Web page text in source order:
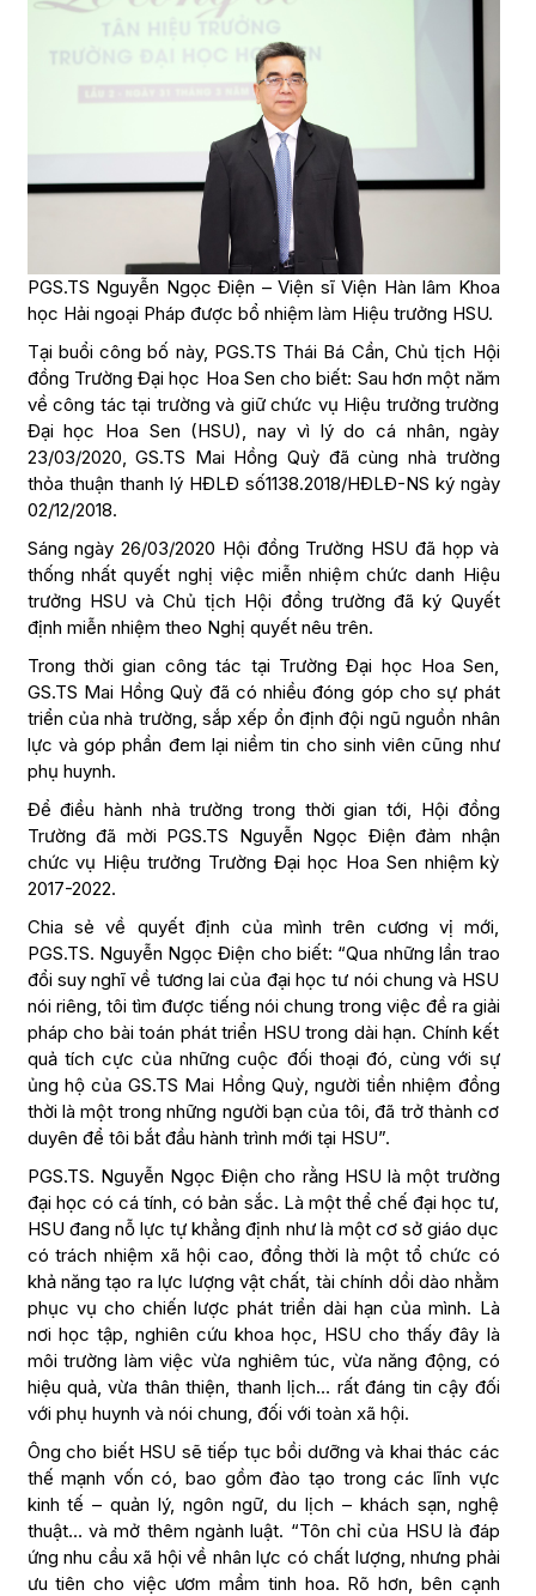
PGS.TS Nguyễn Ngọc Điện – Viện sĩ Viện Hàn lâm Khoa
học Hải ngoại Pháp được bổ nhiệm làm Hiệu trưởng HSU.
Tại buổi công bố này, PGS.TS Thái Bá Cần, Chủ tịch Hội
đồng Trường Đại học Hoa Sen cho biết: Sau hơn một năm
về công tác tại trường và giữ chức vụ Hiệu trưởng trường
Đại học Hoa Sen (HSU), nay vì lý do cá nhân, ngày
23/03/2020, GS.TS Mai Hồng Quỳ đã cùng nhà trường
thỏa thuận thanh lý HĐLĐ số1138.2018/HĐLĐ-NS ký ngày
02/12/2018.
Sáng ngày 26/03/2020 Hội đồng Trường HSU đã họp và
thống nhất quyết nghị việc miễn nhiệm chức danh Hiệu
trưởng HSU và Chủ tịch Hội đồng trường đã ký Quyết
định miễn nhiệm theo Nghị quyết nêu trên.
Trong thời gian công tác tại Trường Đại học Hoa Sen,
GS.TS Mai Hồng Quỳ đã có nhiều đóng góp cho sự phát
triển của nhà trường, sắp xếp ổn định đội ngũ nguồn nhân
lực và góp phần đem lại niềm tin cho sinh viên cũng như
phụ huynh.
Để điều hành nhà trường trong thời gian tới, Hội đồng
Trường đã mời PGS.TS Nguyễn Ngọc Điện đảm nhận
chức vụ Hiệu trưởng Trường Đại học Hoa Sen nhiệm kỳ
2017-2022.
Chia sẻ về quyết định của mình trên cương vị mới,
PGS.TS. Nguyễn Ngọc Điện cho biết: “Qua những lần trao
đổi suy nghĩ về tương lai của đại học tư nói chung và HSU
nói riêng, tôi tìm được tiếng nói chung trong việc đề ra giải
pháp cho bài toán phát triển HSU trong dài hạn. Chính kết
quả tích cực của những cuộc đối thoại đó, cùng với sự
ủng hộ của GS.TS Mai Hồng Quỳ, người tiền nhiệm đồng
thời là một trong những người bạn của tôi, đã trở thành cơ
duyên để tôi bắt đầu hành trình mới tại HSU”.
PGS.TS. Nguyễn Ngọc Điện cho rằng HSU là một trường
đại học có cá tính, có bản sắc. Là một thể chế đại học tư,
HSU đang nỗ lực tự khẳng định như là một cơ sở giáo dục
có trách nhiệm xã hội cao, đồng thời là một tổ chức có
khả năng tạo ra lực lượng vật chất, tài chính dồi dào nhằm
phục vụ cho chiến lược phát triển dài hạn của mình. Là
nơi học tập, nghiên cứu khoa học, HSU cho thấy đây là
môi trường làm việc vừa nghiêm túc, vừa năng động, có
hiệu quả, vừa thân thiện, thanh lịch… rất đáng tin cậy đối
với phụ huynh và nói chung, đối với toàn xã hội.
Ông cho biết HSU sẽ tiếp tục bồi dưỡng và khai thác các
thế mạnh vốn có, bao gồm đào tạo trong các lĩnh vực
kinh tế – quản lý, ngôn ngữ, du lịch – khách sạn, nghệ
thuật… và mở thêm ngành luật. “Tôn chỉ của HSU là đáp
ứng nhu cầu xã hội về nhân lực có chất lượng, nhưng phải
ưu tiên cho việc ươm mầm tinh hoa. Rõ hơn, bên cạnh